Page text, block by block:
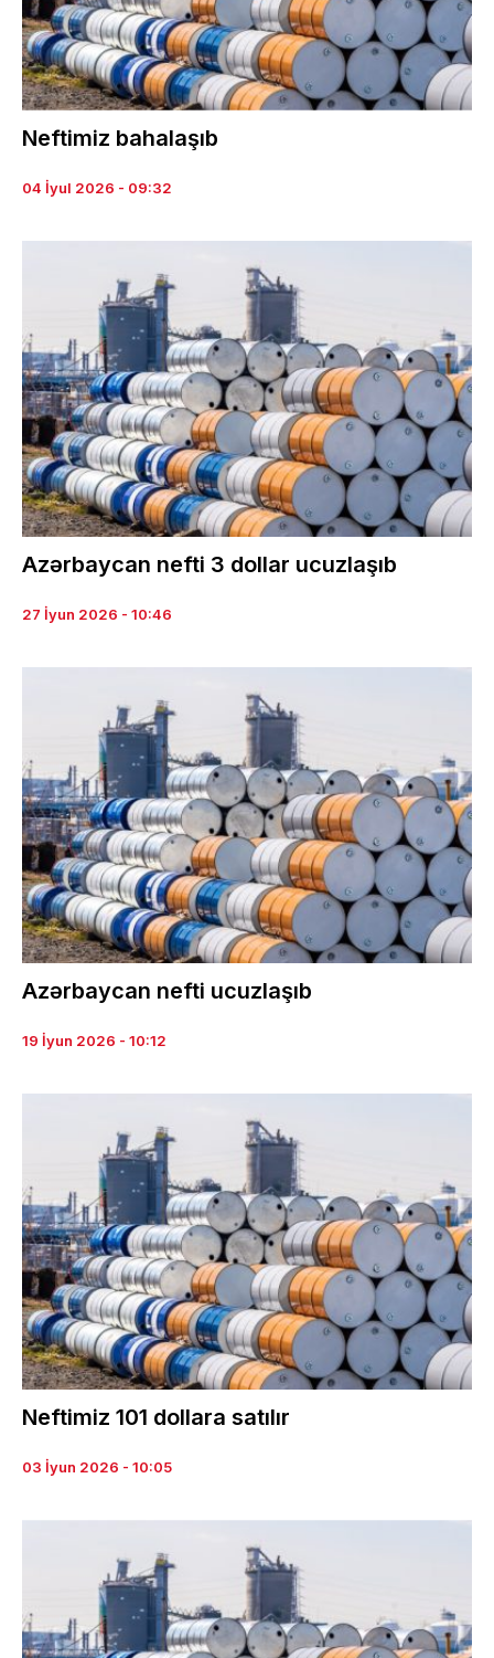
Neftimiz bahalaşıb
04 İyul 2026 - 09:32
Azərbaycan nefti 3 dollar ucuzlaşıb
27 İyun 2026 - 10:46
Azərbaycan nefti ucuzlaşıb
19 İyun 2026 - 10:12
Neftimiz 101 dollara satılır
03 İyun 2026 - 10:05